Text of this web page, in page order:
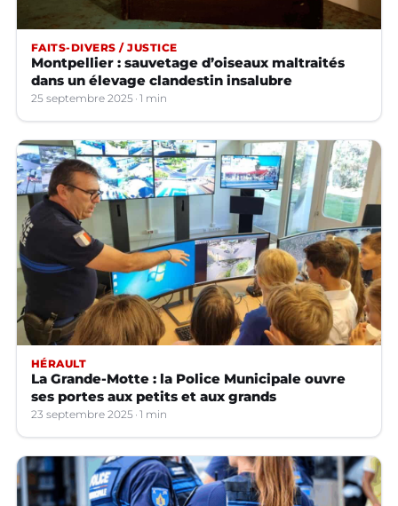
FAITS-DIVERS / JUSTICE
Montpellier : sauvetage d’oiseaux maltraités
dans un élevage clandestin insalubre
25 septembre 2025 1 min
HÉRAULT
La Grande-Motte : la Police Municipale ouvre
ses portes aux petits et aux grands
23 septembre 2025 1 min